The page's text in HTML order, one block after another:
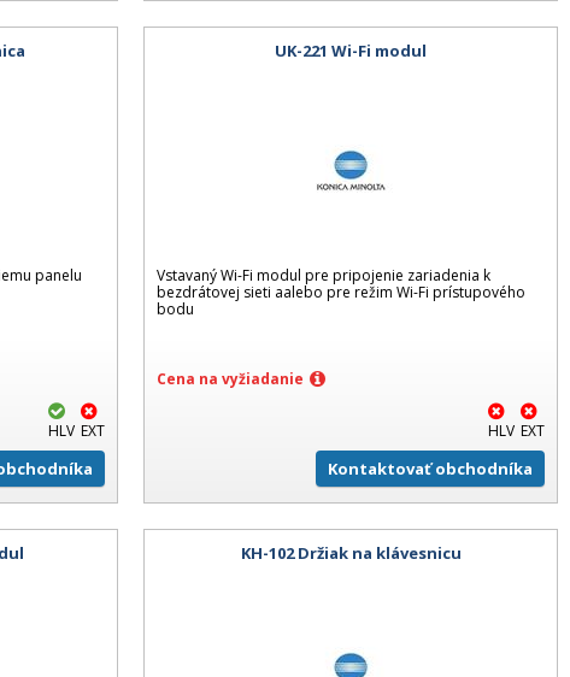
panelu
HLV EXT
UK-221 Wi-Fi modul
Vstavaný Wi-Fi modul pre pripojenie zariadenia k
bezdrátovej sieti aalebo pre režim Wi-Fi prístupového
bodu
Cena na vyžiadanie
HLV EXT
Kontaktovať obchodníka
KH-102 Držiak na klávesnicu